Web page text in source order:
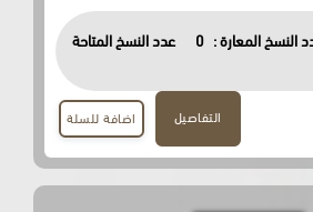
:
0
عدد النسخ المتاحة
اضافة للسلة